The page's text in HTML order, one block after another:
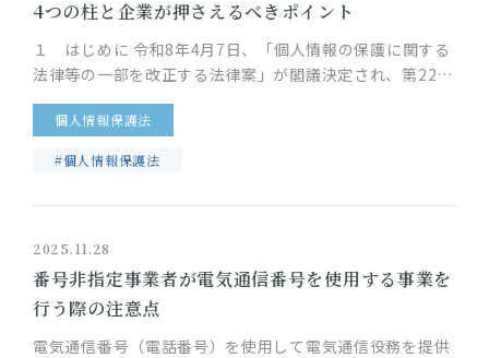
4つの柱と企業が押さえるべきポイント
１ はじめに 令和8年4月7日、「個人情報の保護に関する
法律等の一部を改正する法律案」が閣議決定され、第221
回特別国会に提出されました。今回の法律案は、デジタル
技術の急速な進展に…
個人情報保護法
#個人情報保護法
2025.11.28
番号非指定事業者が電気通信番号を使用する事業を
行う際の注意点
電気通信番号（電話番号）を使用して電気通信役務を提供